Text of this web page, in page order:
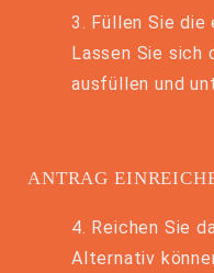
3. Füllen Sie
Lassen Sie sich
ausfüllen und
ANTRAG
4. Reichen Sie
Alternativ